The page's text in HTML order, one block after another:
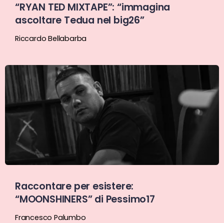
“RYAN TED MIXTAPE”: “immagina
ascoltare Tedua nel big26”
Riccardo Bellabarba
Raccontare per esistere:
“MOONSHINERS” di Pessimo17
Francesco Palumbo